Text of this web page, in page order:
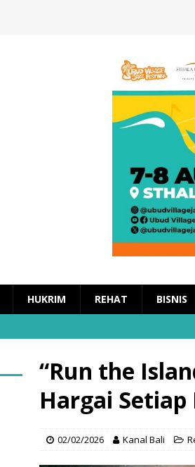
HUKRIM REHAT BISNIS
“Run the
Hargai
02/02/2026 Kanal Bali